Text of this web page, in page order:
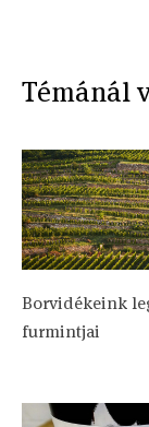
Témánál
Borvidékeink
furmintjai